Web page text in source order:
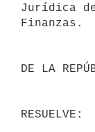
Jurídica
Finanzas.
DE LA